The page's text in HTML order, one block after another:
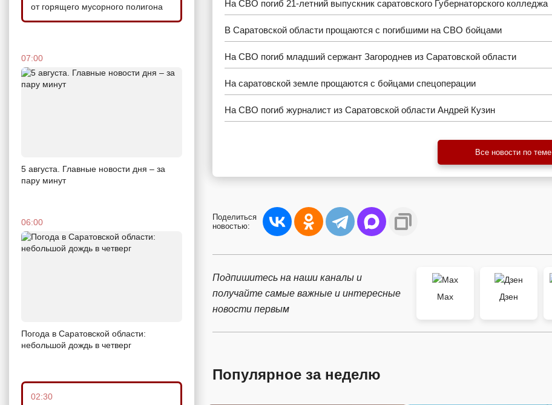
от горящего мусорного полигона
07:00
5 августа. Главные новости дня – за
пару минут
06:00
Погода в Саратовской области:
небольшой дождь в четверг
02:30
На СВО погиб 21-летний выпускник саратовского Губернаторского колледжа
В Саратовской области прощаются с погибшими на СВО бойцами
На СВО погиб младший сержант Загороднев из Саратовской области
На саратовской земле прощаются с бойцами спецоперации
На СВО погиб журналист из Саратовской области Андрей Кузин
Все новости по теме
Поделиться
новостью:
Подпишитесь на наши каналы и
получайте самые важные и интересные
новости первым
Max
Дзен
Популярное за неделю